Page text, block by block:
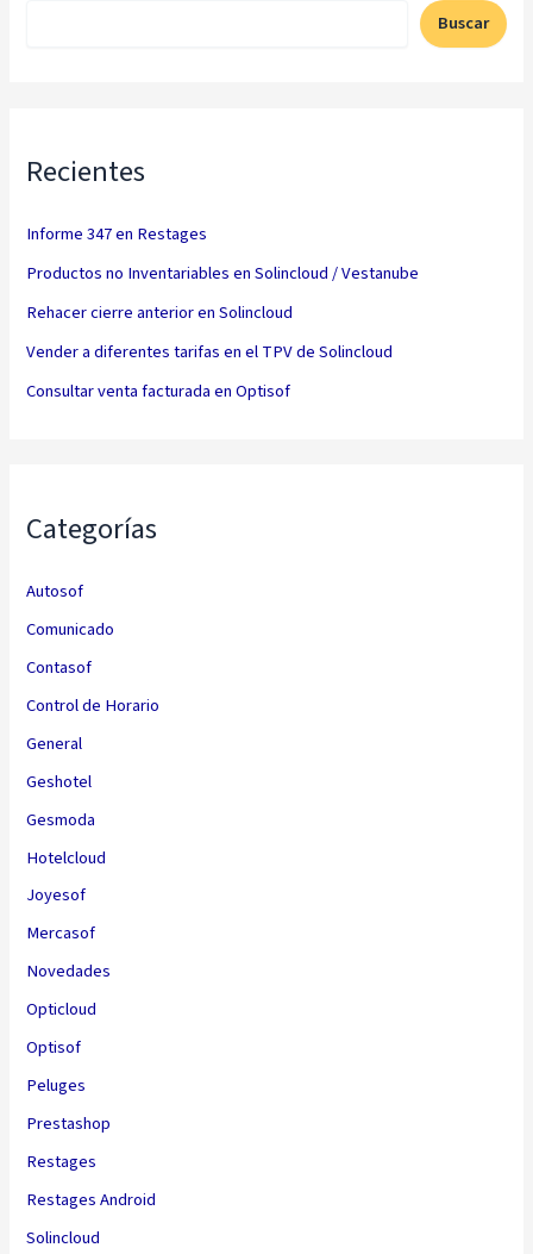
Buscar
Recientes
Informe 347 en Restages
Productos no Inventariables en Solincloud / Vestanube
Rehacer cierre anterior en Solincloud
Vender a diferentes tarifas en el TPV de Solincloud
Consultar venta facturada en Optisof
Categorías
Autosof
Comunicado
Contasof
Control de Horario
General
Geshotel
Gesmoda
Hotelcloud
Joyesof
Mercasof
Novedades
Opticloud
Optisof
Peluges
Prestashop
Restages
Restages Android
Solincloud